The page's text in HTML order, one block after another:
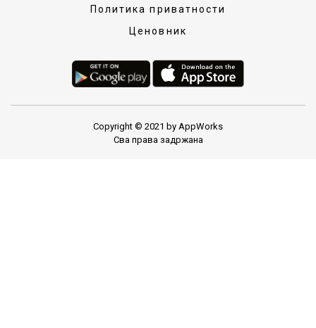
Политика приватности
Ценовник
Copyright © 2021 by AppWorks
Сва права задржана